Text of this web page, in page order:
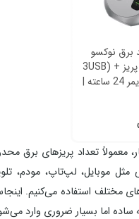
برق نوکسو
مدل PSN-1 با 3 پریز + (3USB
+ 1 (USB-C و تایمر 24 ساعته |
معمولاً تعداد پریزهای برق
مثل موبایل، لپ‌تاپ، مودم،
مختلف استفاده می‌کنیم.
ساده اما بسیار ضروری وارد